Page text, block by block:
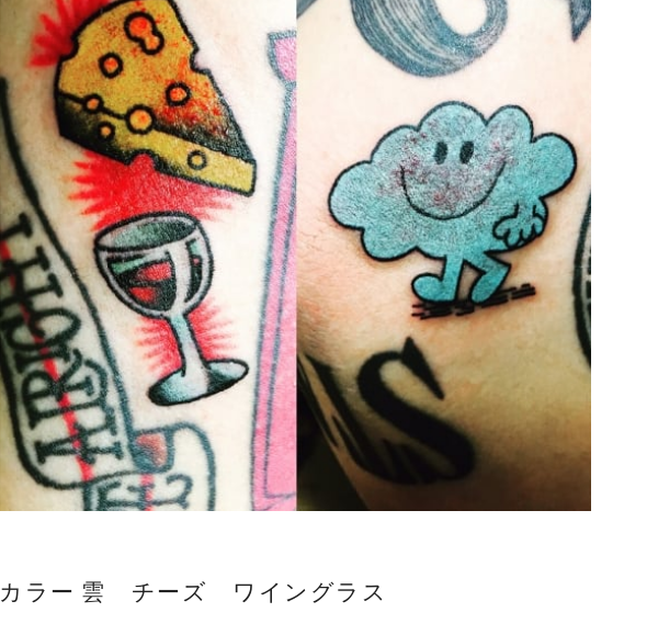
カラー 雲 チーズ ワイングラス